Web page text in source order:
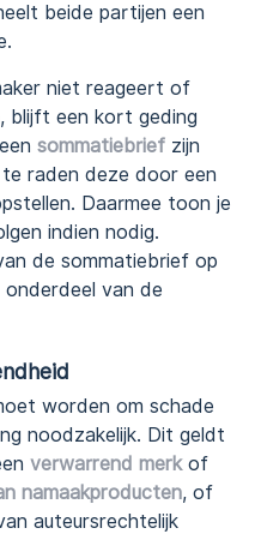
beide partijen een
niet reageert of
blijft een kort geding
sommatiebrief zijn
raden deze door een
Daarmee toon je
indien nodig.
de sommatiebrief op
onderdeel van de
worden om schade
noodzakelijk. Dit geldt
verwarrend merkof
namaakproducten, of
auteursrechtelijk